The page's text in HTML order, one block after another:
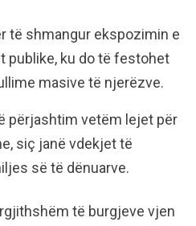
të shmangur ekspozimin e
publike, ku do të festohet
masive të njerëzve.
përjashtim vetëm lejet për
siç janë vdekjet të
së të dënuarve.
të burgjeve vjen